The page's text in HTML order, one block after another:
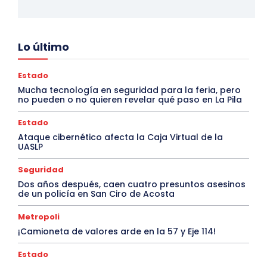
Lo último
Estado
Mucha tecnología en seguridad para la feria, pero
no pueden o no quieren revelar qué paso en La Pila
Estado
Ataque cibernético afecta la Caja Virtual de la
UASLP
Seguridad
Dos años después, caen cuatro presuntos asesinos
de un policía en San Ciro de Acosta
Metropoli
¡Camioneta de valores arde en la 57 y Eje 114!
Estado